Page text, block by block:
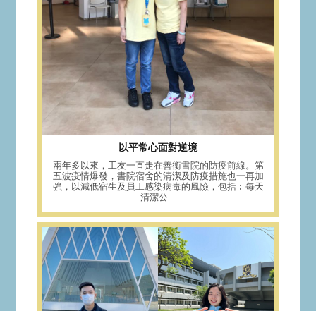
以平常心面對逆境
兩年多以來，工友一直走在善衡書院的防疫前線。第
五波疫情爆發，書院宿舍的清潔及防疫措施也一再加
強，以減低宿生及員工感染病毒的風險，包括︰每天
清潔公 ...